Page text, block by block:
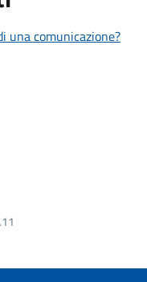
una comunicazione?